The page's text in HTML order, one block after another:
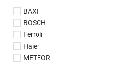
BAXI
BOSCH
Ferroli
Haier
METEOR